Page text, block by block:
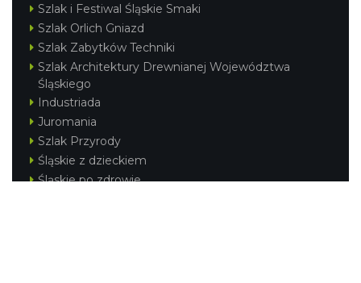
Szlak i Festiwal Śląskie Smaki
Szlak Orlich Gniazd
Szlak Zabytków Techniki
Szlak Architektury Drewnianej Województwa
Śląskiego
Industriada
Juromania
Szlak Przyrody
Śląskie z dzieckiem
Śląskie po zdrowie